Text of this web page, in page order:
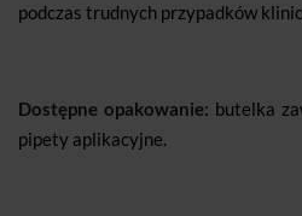
podczas trudnych przypadków
Dostępne opakowanie: butelka
pipety aplikacyjne.